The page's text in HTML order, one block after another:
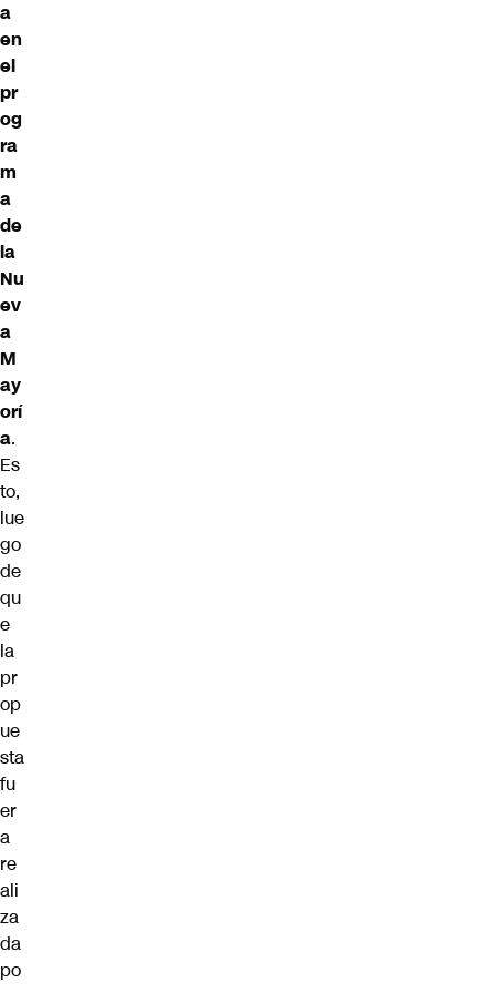
a
en
el
pr
og
ra
m
a
de
la
Nu
ev
a
M
ay
orí
a.
Es
to,
lue
go
de
qu
e
la
pr
op
ue
sta
fu
er
a
re
ali
za
da
po